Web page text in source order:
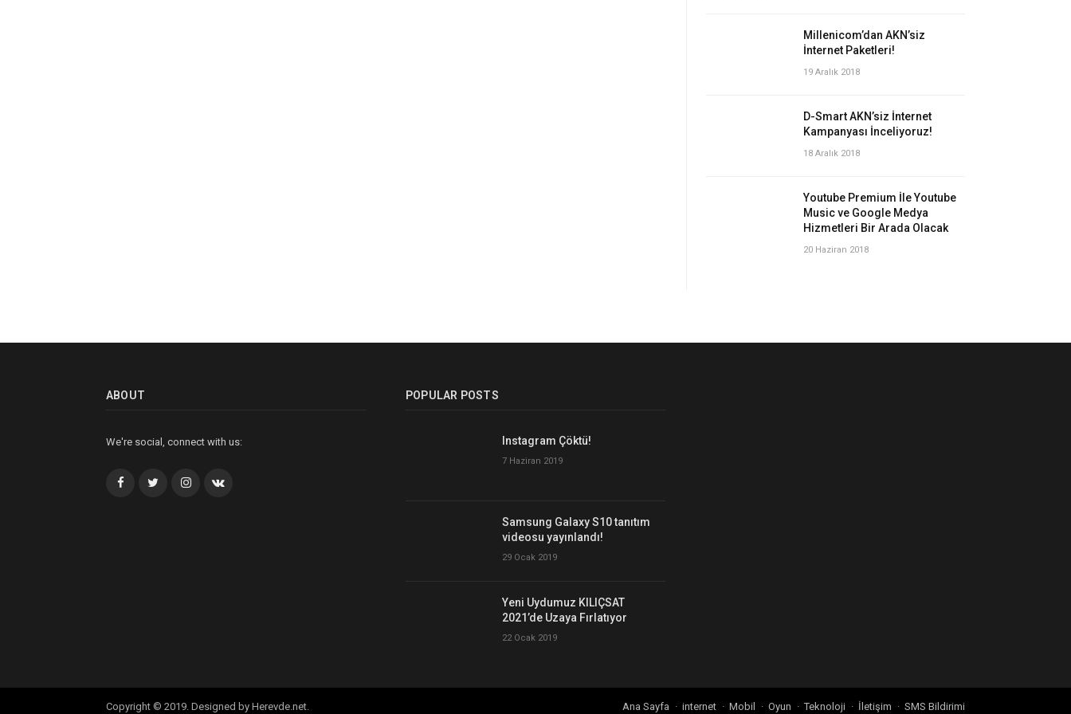
Millenicom’dan AKN’siz
İnternet Paketleri!
19 Aralık 2018
D-Smart AKN’siz İnternet
Kampanyası İnceliyoruz!
18 Aralık 2018
Youtube Premium İle Youtube
Music ve Google Medya
Hizmetleri Bir Arada Olacak
20 Haziran 2018
ABOUT
We're social, connect with us:
FacebookTwitterİnstagram+
VK
POPULAR POSTS
Instagram Çöktü!
7 Haziran 2019
Samsung Galaxy S10 tanıtım
videosu yayınlandı!
29 Ocak 2019
Yeni Uydumuz KILIÇSAT
2021’de Uzaya Fırlatıyor
22 Ocak 2019
Copyright © 2019. Designed by Herevde.net. Ana Sayfa internet Mobil Oyun Teknoloji İletişim SMS Bildirimi